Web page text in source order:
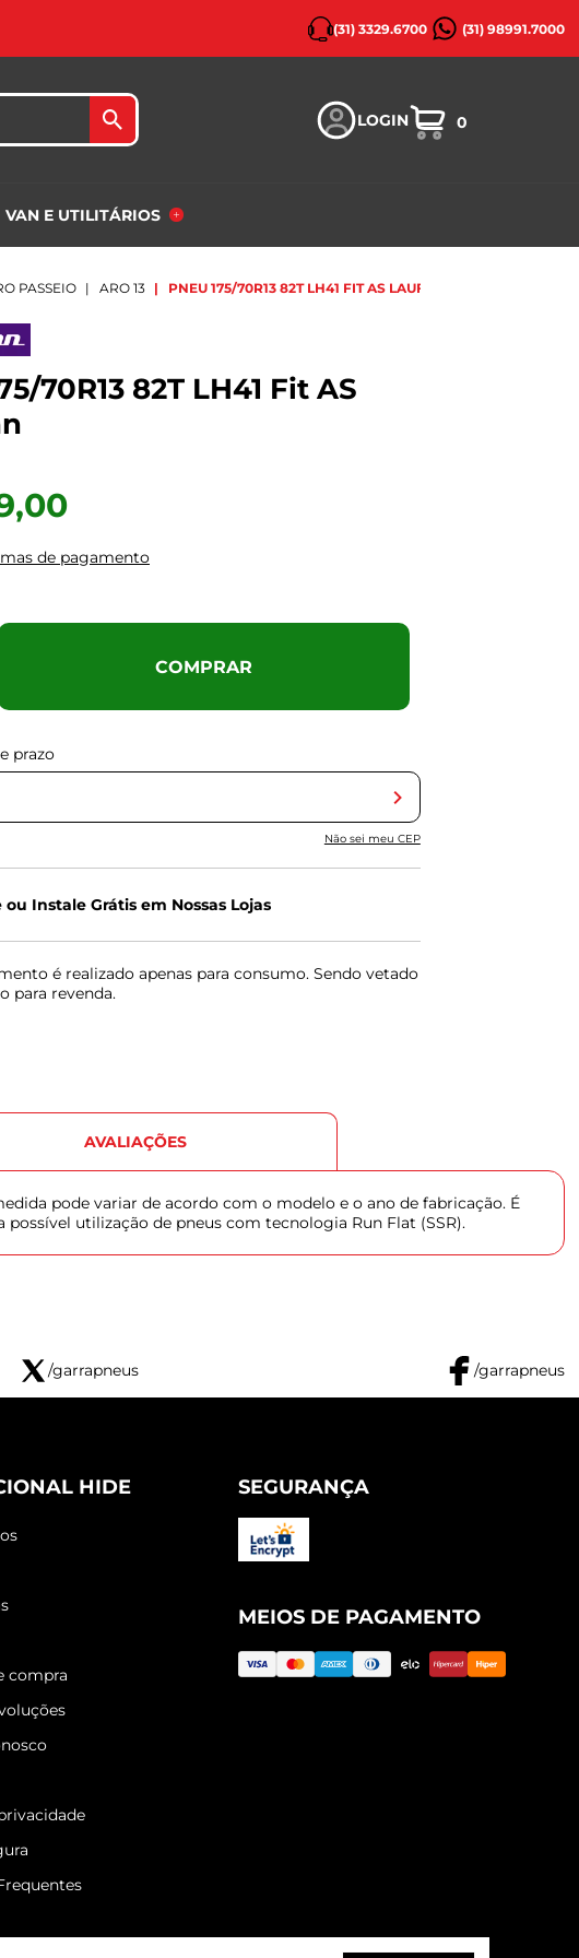
(31) 3329.6700 (31) 98991.7000
LOGIN 0
VAN E UTILITÁRIOS
PASSEIO ARO 13 PNEU 175/70R13 82T LH41 FIT AS LAUFENN
70R13 82T LH41 Fit AS
de pagamento
COMPRAR
prazo
Não sei meu CEP
ou Instale Grátis em Nossas Lojas
é realizado apenas para consumo. Sendo vetado
para revenda.
AVALIAÇÕES
pode variar de acordo com o modelo e o ano de fabricação. É
utilização de pneus com tecnologia Run Flat (SSR).
/garrapneus /garrapneus
HIDE
compra
SEGURANÇA
MEIOS DE PAGAMENTO